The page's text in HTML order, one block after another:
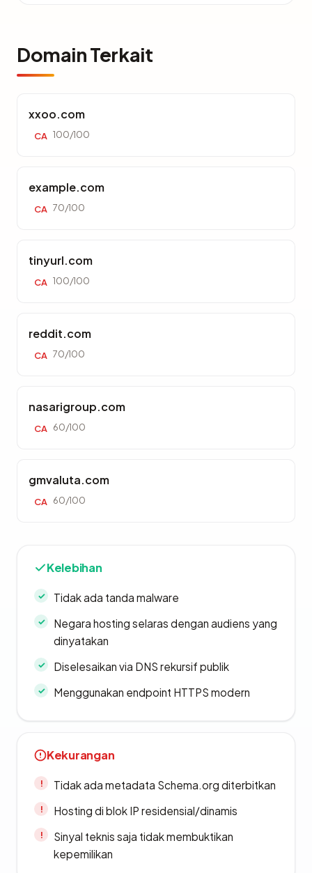
Domain Terkait
xxoo.com
CA 100/100
example.com
CA 70/100
tinyurl.com
CA 100/100
reddit.com
CA 70/100
nasarigroup.com
CA 60/100
gmvaluta.com
CA 60/100
Kelebihan
Tidak ada tanda malware
Negara hosting selaras dengan audiens yang
dinyatakan
Diselesaikan via DNS rekursif publik
Menggunakan endpoint HTTPS modern
Kekurangan
Tidak ada metadata Schema.org diterbitkan
Hosting di blok IP residensial/dinamis
Sinyal teknis saja tidak membuktikan
kepemilikan